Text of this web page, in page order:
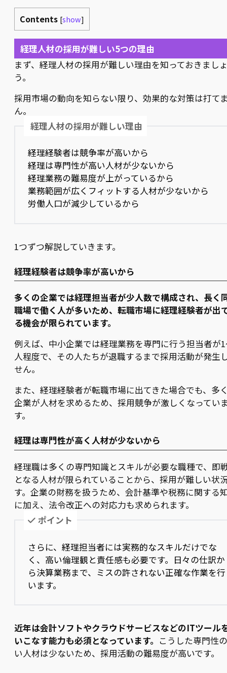
Contents [show]
経理人材の採用が難しい5つの理由
まず、経理人材の採用が難しい理由を知っておきまし
う。
採用市場の動向を知らない限り、効果的な対策は打て
ん。
経理人材の採用が難しい理由
経理経験者は競争率が高いから
経理は専門性が高い人材が少ないから
経理業務の難易度が上がっているから
業務範囲が広くフィットする人材が少ないから
労働人口が減少しているから
1つずつ解説していきます。
経理経験者は競争率が高いから
多くの企業では経理担当者が少人数で構成され、長く
職場で働く人が多いため、転職市場に経理経験者が出
る機会が限られています。
例えば、中小企業では経理業務を専門に行う担当者が
人程度で、その人たちが退職するまで採用活動が発生
せん。
また、経理経験者が転職市場に出てきた場合でも、多
企業が人材を求めるため、採用競争が激しくなってい
す。
経理は専門性が高く人材が少ないから
経理職は多くの専門知識とスキルが必要な職種で、即
となる人材が限られていることから、採用が難しい状
す。企業の財務を扱うため、会計基準や税務に関する
に加え、法令改正への対応力も求められます。
ポイント
さらに、経理担当者には実務的なスキルだけでな
く、高い倫理観と責任感も必要です。日々の仕訳か
ら決算業務まで、ミスの許されない正確な作業を行
います。
近年は会計ソフトやクラウドサービスなどのITツール
いこなす能力も必須となっています。 こうした専門性
い人材は少ないため、採用活動の難易度が高いです。